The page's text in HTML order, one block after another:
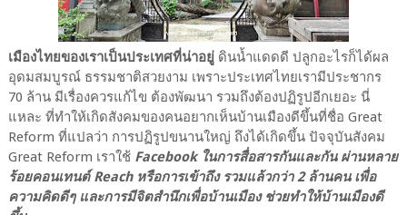
เมืองไทยของเราเป็นประเทศที่น่าอยู่ดินน้ำแดดดี ปลูกอะไรก็ได้ผล
อุดมสมบูรณ์ ธรรมชาติสวยงาม เพราะประเทศไทยเรามีประชากร
70 ล้าน มีเรื่องควรแก้ไข ต้องพัฒนา รวมถึงต้องปฏิรูปอีกเยอะ นี่
แหละ ที่ทำให้เกิดสังคมของคนอยากเห็นบ้านเมืองดีขึ้นที่ชื่อ Great
Reform ที่แปลว่า การปฏิรูปขนานใหญ่ ถึงได้เกิดขึ้น ปัจจุบันสังคม
Great Reform เราใช้ Facebook ในการสื่อสารกันและกัน ผ่านหลาย
ร้อยคอนเทนต์ Reach หรือการเข้าถึง รวมแล้วกว่า 2 ล้านคน เพื่อ
ความคิดดีๆ และการมีจิตสำนึกเพื่อบ้านเมือง ช่วยทำให้บ้านเมืองดี